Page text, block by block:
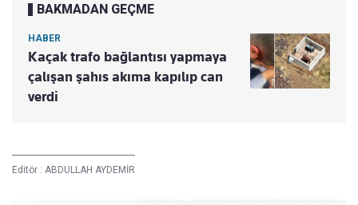
BAKMADAN GEÇME
HABER
Kaçak trafo bağlantısı yapmaya
çalışan şahıs akıma kapılıp can
verdi
Editör : ABDULLAH AYDEMİR